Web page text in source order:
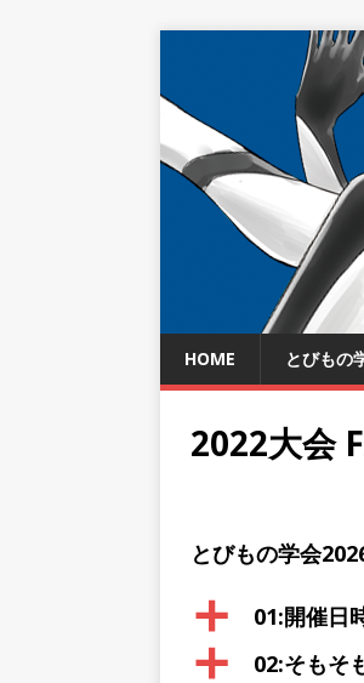
HOME とびもの
2022大会
とびもの学会
a 01:開催日
a 02:そもそ